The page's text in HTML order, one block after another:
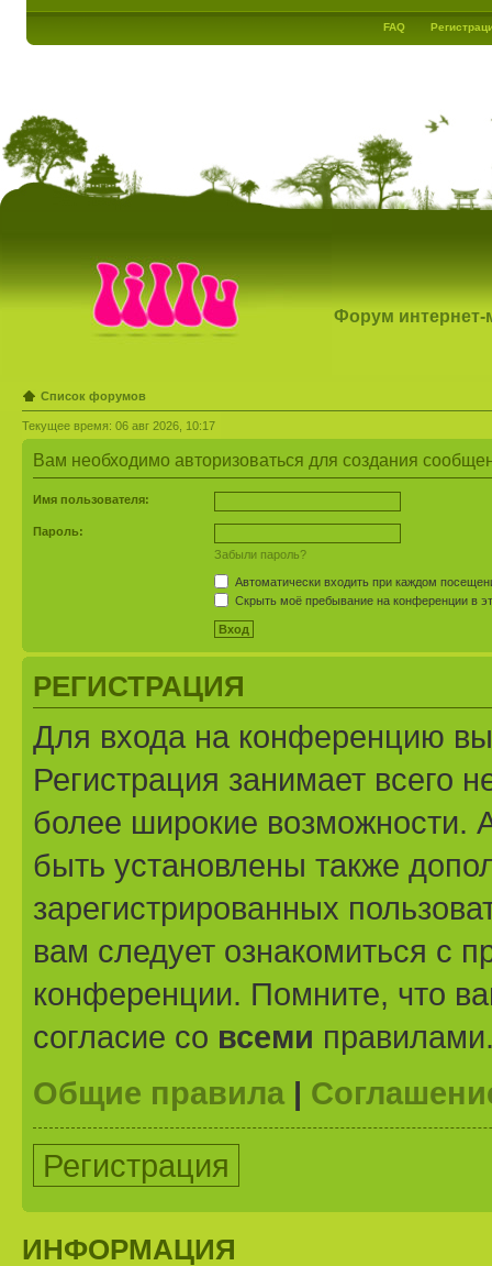
FAQ
Форум интернет-
Список форумов
Текущее время: 06 авг 2026, 10:17
Вам необходимо авторизоваться для создания
Имя пользователя:
Пароль:
Забыли пароль?
Автоматически входить при каждом
Скрыть моё пребывание на конференции в
РЕГИСТРАЦИЯ
Для входа на конференцию
Регистрация занимает всего
более широкие возможности.
быть установлены также
зарегистрированных
вам следует ознакомиться с
конференции. Помните, что
согласие со всеми
Общие правила |
Регистрация
ИНФОРМАЦИЯ